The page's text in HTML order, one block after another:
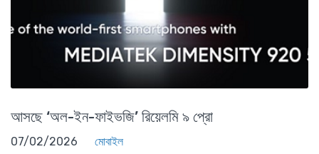
আসছে ‘অল-ইন-ফাইভজি’ রিয়েলমি ৯ প্রো
07/02/2026 মোবাইল